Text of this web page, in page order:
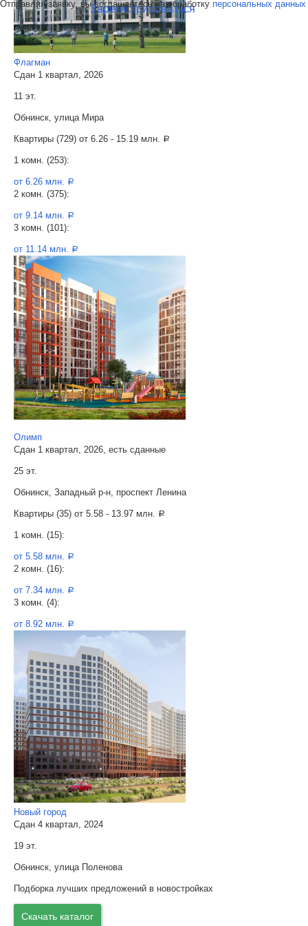
Зарегистрироваться
Флагман
Сдан 1 квартал, 2026
11 эт.
Обнинск, улица Мира
Квартиры (729) от 6.26 - 15.19 млн. a
1 комн. (253):
от 6.26 млн. a
2 комн. (375):
от 9.14 млн. a
3 комн. (101):
от 11.14 млн. a
Олимп
Сдан 1 квартал, 2026, есть сданные
25 эт.
Обнинск, Западный р-н, проспект Ленина
Квартиры (35) от 5.58 - 13.97 млн. a
1 комн. (15):
от 5.58 млн. a
2 комн. (16):
от 7.34 млн. a
3 комн. (4):
от 8.92 млн. a
Новый город
Сдан 4 квартал, 2024
19 эт.
Обнинск, улица Поленова
Подборка лучших предложений в новостройках
Скачать каталог
Отправляя заявку, вы соглашаетесь на обработку персональных данных